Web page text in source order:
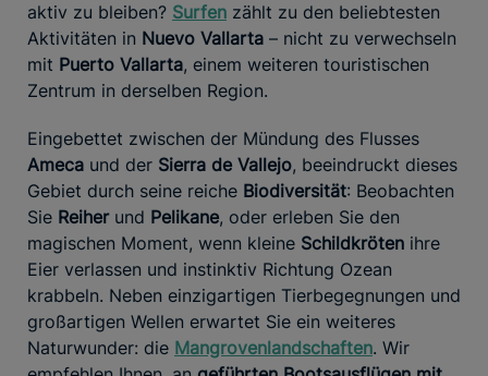
aktiv zu bleiben? Surfen zählt zu den beliebtesten
Aktivitäten in Nuevo Vallarta – nicht zu verwechseln
mit Puerto Vallarta, einem weiteren touristischen
Zentrum in derselben Region.
Eingebettet zwischen der Mündung des Flusses
Ameca und der Sierra de Vallejo, beeindruckt dieses
Gebiet durch seine reiche Biodiversität: Beobachten
Sie Reiherund Pelikane, oder erleben Sie den
magischen Moment, wenn kleine Schildkröten ihre
Eier verlassen und instinktiv Richtung Ozean
krabbeln. Neben einzigartigen Tierbegegnungen und
großartigen Wellen erwartet Sie ein weiteres
Naturwunder: die Mangrovenlandschaften. Wir